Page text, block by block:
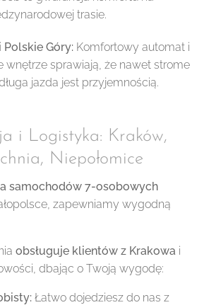
trasie.
Polskie Góry: Komfortowy automat i
wnętrze sprawiają, że nawet strome
jazda jest przyjemnością.
i Logistyka: Kraków,
Niepołomice
samochodów 7-osobowych
zapewniamy wygodną
obsługuje klientów z Krakowa i
dbając o Twoją wygodę:
Łatwo dojedziesz do nas z